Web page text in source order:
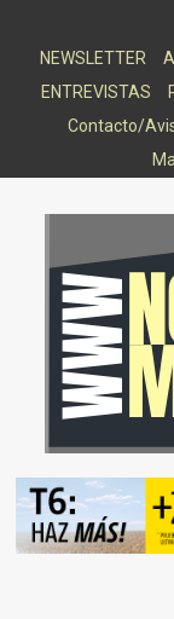
NEWSLETTER
ENTREVISTAS
Contacto/